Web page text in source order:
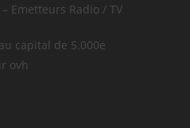
Emetteurs Radio / TV
capital de 5.000e
ovh